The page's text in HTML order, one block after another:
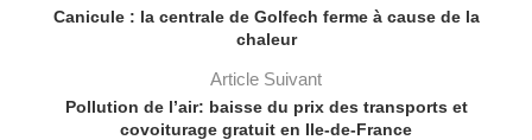
Canicule : la centrale de Golfech ferme à cause de la
chaleur
Article Suivant
Pollution de l’air: baisse du prix des transports et
covoiturage gratuit en Ile-de-France